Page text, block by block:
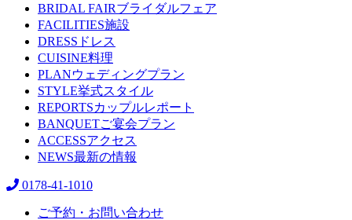
BRIDAL FAIRブライダルフェア
FACILITIES施設
DRESS ドレス
CUISINE料理
PLANウェディングプラン
STYLE挙式スタイル
REPORTSカップルレポート
BANQUETご宴会プラン
ACCESSアクセス
NEWS最新の情報
0178-41-1010
ご予約・お問い合わせ